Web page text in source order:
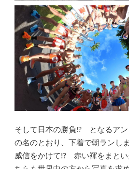
そして日本の勝負!? となるア
の名のとおり、下着で朝ランし
威信をかけて!? 赤い褌をまとい